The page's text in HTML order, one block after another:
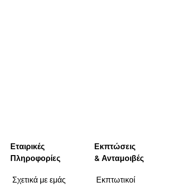
Εταιρικές
Πληροφορίες
Σχετικά με εμάς
Εκπτώσεις
& Ανταμοιβές
Εκπτωτικοί